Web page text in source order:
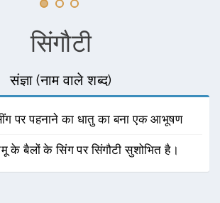
सिंगौटी
संज्ञा (नाम वाले शब्द)
पर पहनाने का धातु का बना एक आभूषण
के बैलों के सिंग पर सिंगौटी सुशोभित है।